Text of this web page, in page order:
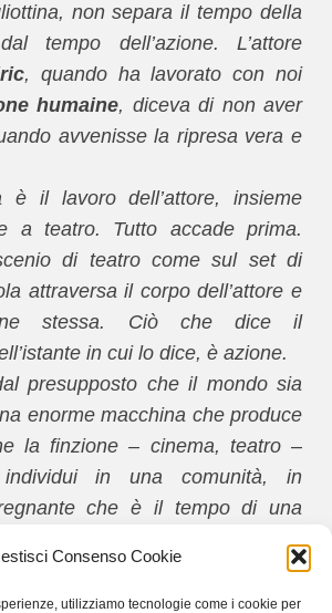
Consenso Cookie
utilizziamo tecnologie come i cookie per
non separa il tempo della
tempo dell’azione. L’attore
, quando ha lavorato con noi
humaine, diceva di non aver
avvenisse la ripresa vera e
è il lavoro dell’attore, insieme
a teatro. Tutto accade prima.
di teatro come sul set di
attraversa il corpo dell’attore e
stessa. Ciò che dice il
in cui lo dice, è azione.
presupposto che il mondo sia
enorme macchina che produce
la finzione – cinema, teatro –
in una comunità, in
che è il tempo di una
un film, il tempo di una